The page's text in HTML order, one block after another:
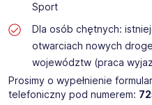
Sport
Dla osób chętnych:
otwarciach nowych
województw (praca
Prosimy o wypełnienie
telefoniczny pod numerem: